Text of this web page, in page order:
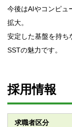
今後はAIやコンピュ
拡大。
安定した基盤を持
SSTの魅力です。
採用情報
求職者区分